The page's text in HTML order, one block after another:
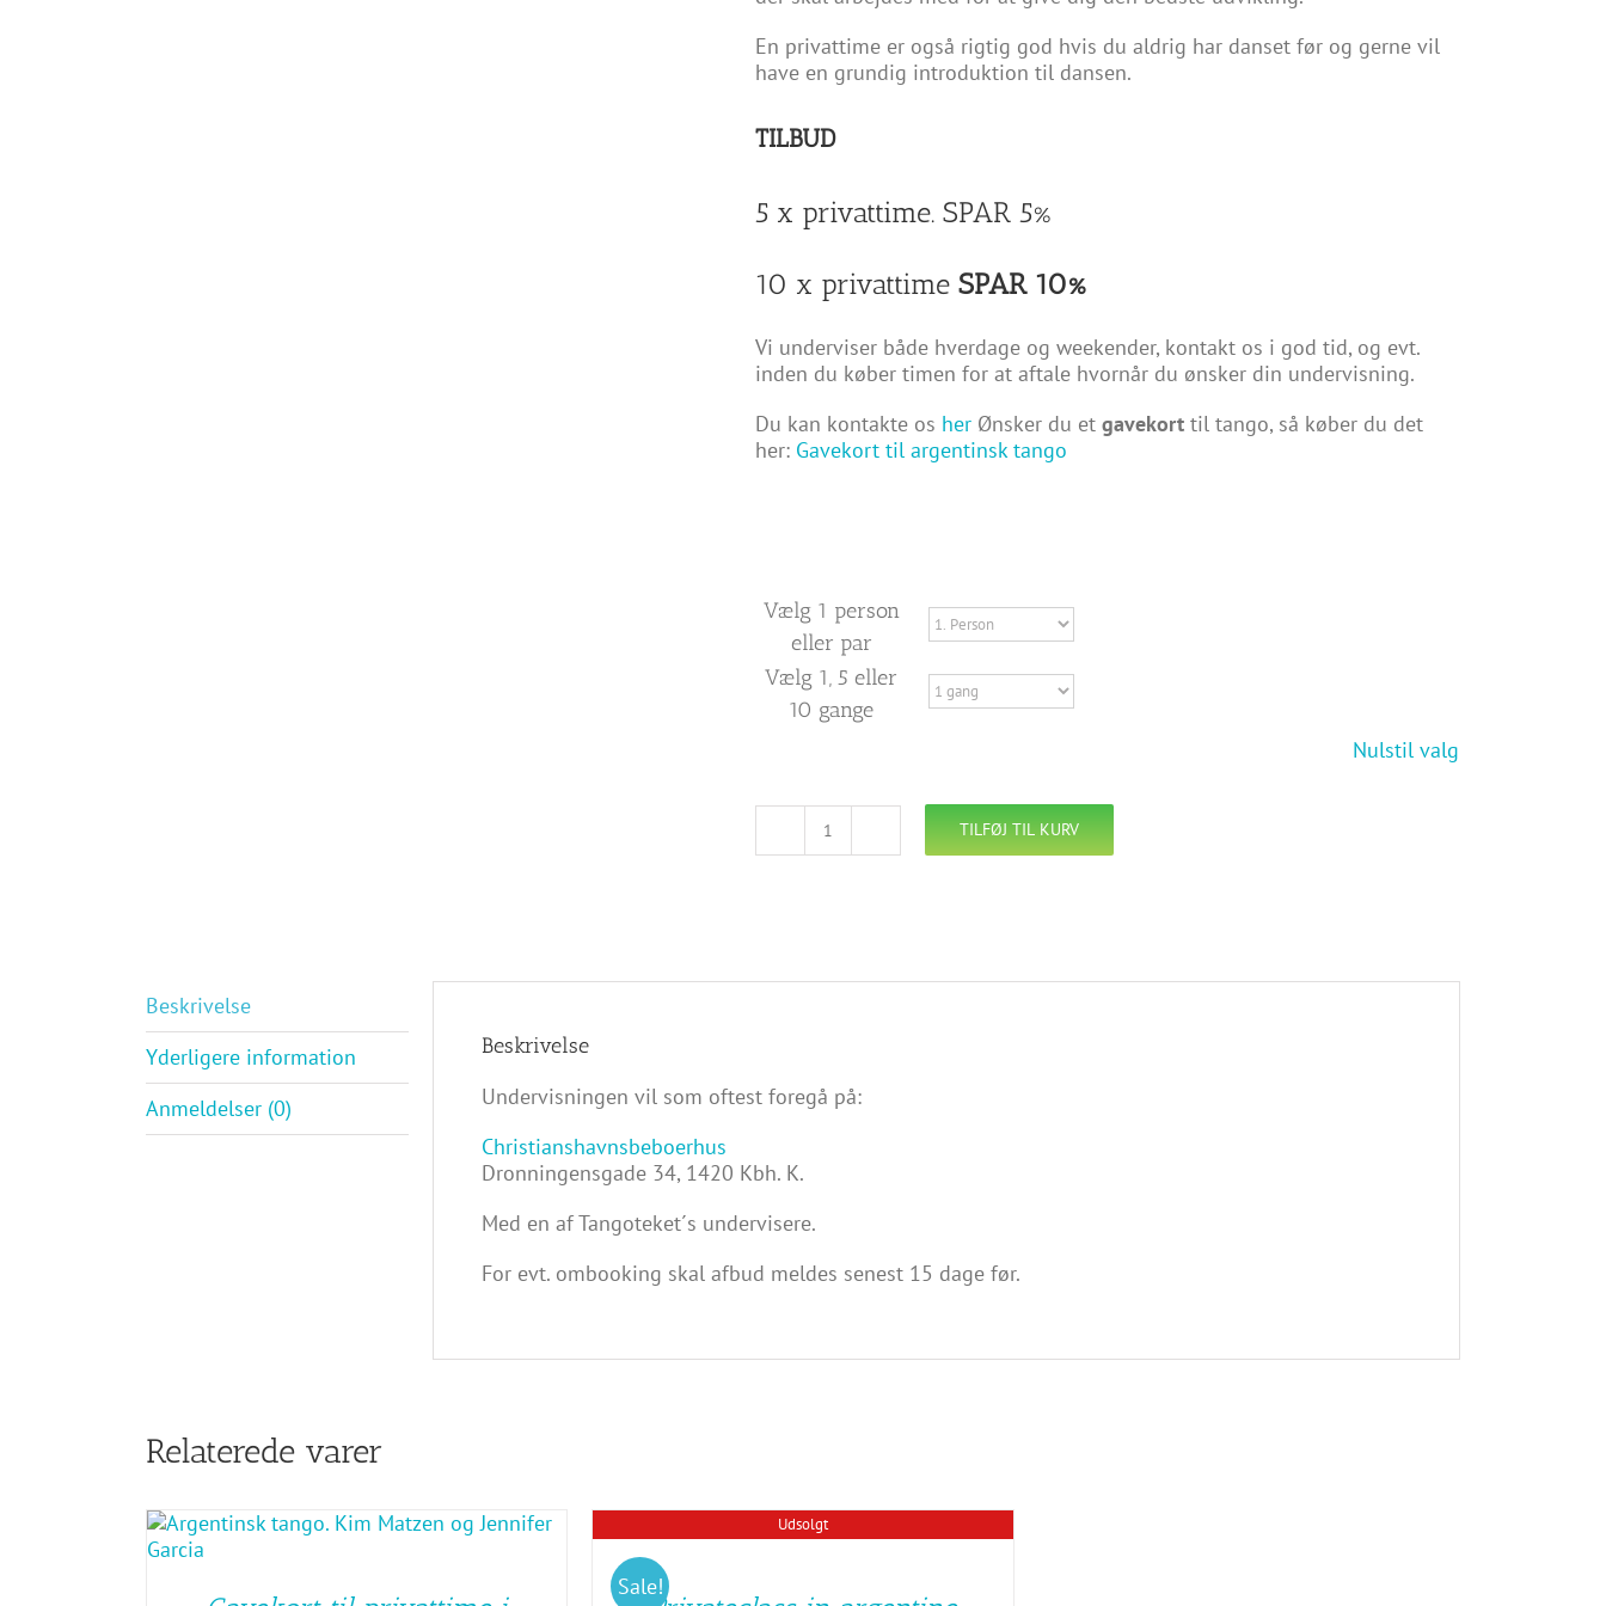
En privattime er også rigtig god hvis du aldrig har danset før og gerne vil
have en grundig introduktion til dansen.
TILBUD
5 x privattime. SPAR 5%
10 x privattime SPAR 10%
Vi underviser både hverdage og weekender, kontakt os i god tid, og evt.
inden du køber timen for at aftale hvornår du ønsker din undervisning.
Du kan kontakte os her Ønsker du et gavekort til tango, så køber du det
her: Gavekort til argentinsk tango
Vælg 1 person
eller par
Vælg 1, 5 eller
10 gange
Nulstil valg
Privattime
TILFØJ TIL KURV
Beskrivelse
Yderligere information
Anmeldelser (0)
Beskrivelse
Undervisningen vil som oftest foregå på:
Christianshavnsbeboerhus
Dronningensgade 34, 1420 Kbh. K.
Med en af Tangoteket´s undervisere.
For evt. ombooking skal afbud meldes senest 15 dage før.
Relaterede varer
Udsolgt
Sale!